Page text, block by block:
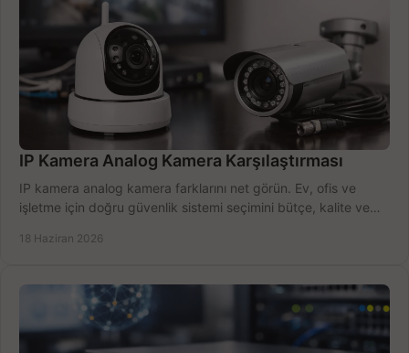
IP Kamera Analog Kamera Karşılaştırması
IP kamera analog kamera farklarını net görün. Ev, ofis ve
işletme için doğru güvenlik sistemi seçimini bütçe, kalite ve
18 Haziran 2026